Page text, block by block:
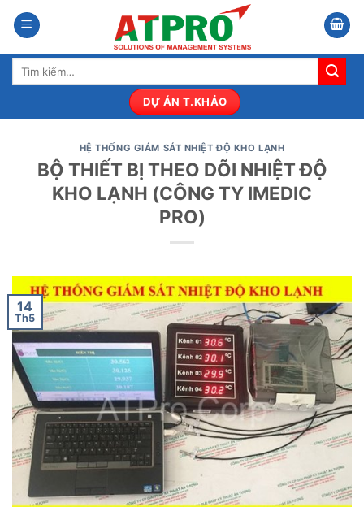
qua
nội
dung
Tìm
DỰ ÁN T.KHẢO
HỆ THỐNG GIÁM SÁT NHIỆT ĐỘ KHO LẠNH
BỘ THIẾT BỊ THEO DÕI NHIỆT ĐỘ
KHO LẠNH (CÔNG TY IMEDIC
PRO)
14
Th5